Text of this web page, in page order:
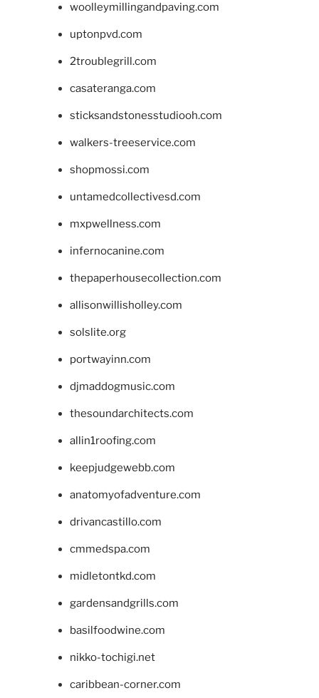
woolleymillingandpaving.com
uptonpvd.com
2troublegrill.com
casateranga.com
sticksandstonesstudiooh.com
walkers-treeservice.com
shopmossi.com
untamedcollectivesd.com
mxpwellness.com
infernocanine.com
thepaperhousecollection.com
allisonwillisholley.com
solslite.org
portwayinn.com
djmaddogmusic.com
thesoundarchitects.com
allin1roofing.com
keepjudgewebb.com
anatomyofadventure.com
drivancastillo.com
cmmedspa.com
midletontkd.com
gardensandgrills.com
basilfoodwine.com
nikko-tochigi.net
caribbean-corner.com